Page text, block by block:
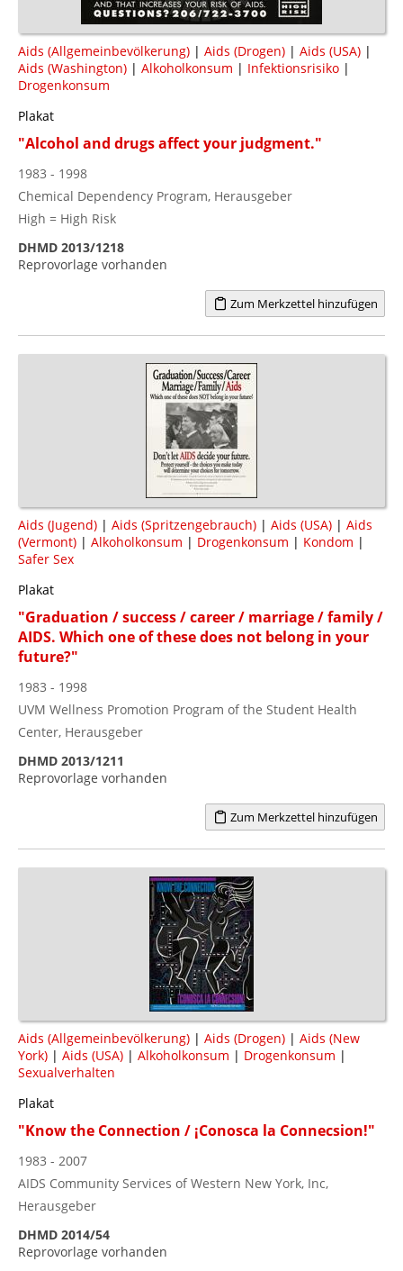
Aids (Allgemeinbevölkerung) | Aids (Drogen) | Aids (USA) |
Aids (Washington) | Alkoholkonsum | Infektionsrisiko |
Drogenkonsum
Plakat
"Alcohol and drugs affect your judgment."
1983 - 1998
Chemical Dependency Program, Herausgeber
High = High Risk
DHMD 2013/1218
Reprovorlage vorhanden
Zum Merkzettel hinzufügen
Aids (Jugend) | Aids (Spritzengebrauch) | Aids (USA) | Aids
(Vermont) | Alkoholkonsum | Drogenkonsum | Kondom |
Safer Sex
Plakat
"Graduation / success / career / marriage / family /
AIDS. Which one of these does not belong in your
future?"
1983 - 1998
UVM Wellness Promotion Program of the Student Health
Center, Herausgeber
DHMD 2013/1211
Reprovorlage vorhanden
Zum Merkzettel hinzufügen
Aids (Allgemeinbevölkerung) | Aids (Drogen) | Aids (New
York) | Aids (USA) | Alkoholkonsum | Drogenkonsum |
Sexualverhalten
Plakat
"Know the Connection / ¡Conosca la Connecsion!"
1983 - 2007
AIDS Community Services of Western New York, Inc,
Herausgeber
DHMD 2014/54
Reprovorlage vorhanden